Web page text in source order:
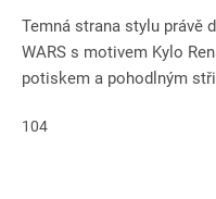
Temná strana stylu právě
WARS s motivem Kylo
potiskem a pohodlným
104